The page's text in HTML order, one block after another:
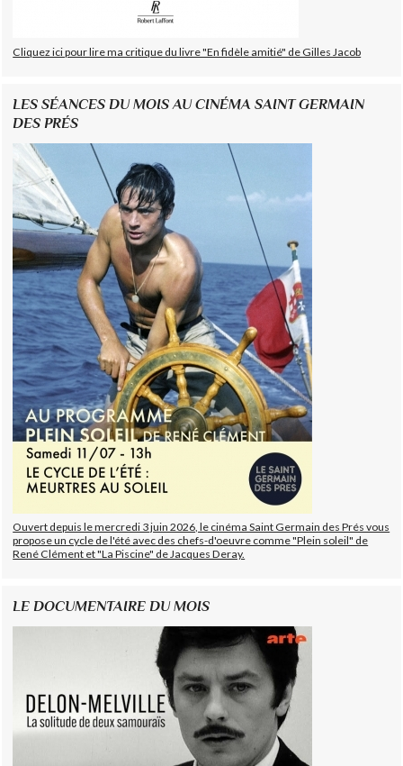
Cliquez ici pour lire ma critique du livre "En fidèle amitié" de Gilles Jacob
LES SÉANCES DU MOIS AU CINÉMA SAINT GERMAIN
DES PRÉS
Ouvert depuis le mercredi 3 juin 2026, le cinéma Saint Germain des Prés vous
propose un cycle de l'été avec des chefs-d'oeuvre comme "Plein soleil" de
René Clément et "La Piscine" de Jacques Deray.
LE DOCUMENTAIRE DU MOIS